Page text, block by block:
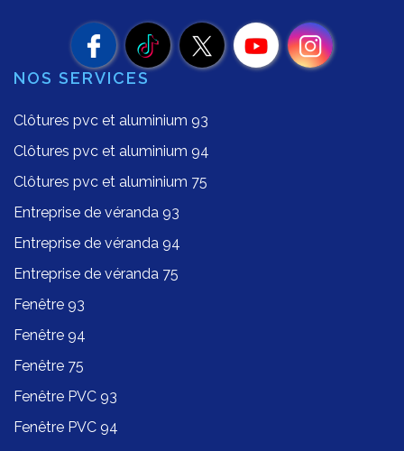
NOS SERVICES
Clôtures pvc et aluminium 93
Clôtures pvc et aluminium 94
Clôtures pvc et aluminium 75
Entreprise de véranda 93
Entreprise de véranda 94
Entreprise de véranda 75
Fenêtre 93
Fenêtre 94
Fenêtre 75
Fenêtre PVC 93
Fenêtre PVC 94